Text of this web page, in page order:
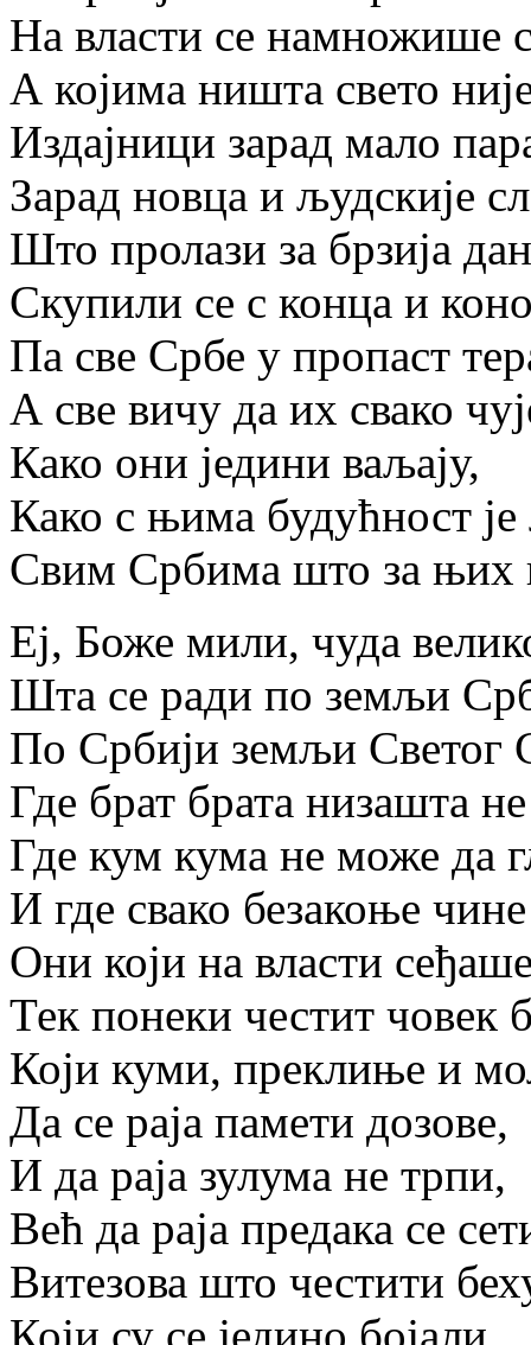
На власти се намножише
А којима ништа свето
Издајници зарад мало
Зарад новца и људскије
Што пролази за брзија
Скупили се с конца и
Па све Србе у пропаст
А све вичу да их свако
Како они једини ваљају,
Како с њима будућност
Свим Србима што за њих
Еј, Боже мили, чуда
Шта се ради по земљи
По Србији земљи Светог
Где брат брата низашта
Где кум кума не може да
И где свако безакоње чине
Они који на власти
Тек понеки честит човек
Који куми, преклиње и
Да се раја памети дозове,
И да раја зулума не трпи,
Већ да раја предака се
Витезова што честити
Који су се једино бојали